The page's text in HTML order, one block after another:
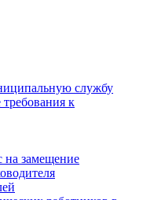
службу
к
на замещение